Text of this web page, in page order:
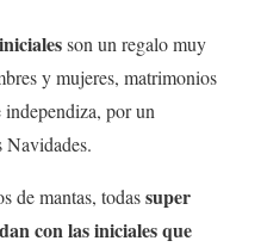
son un regalo muy
y mujeres, matrimonios
independiza, por un
Navidades.
de mantas, todassuper
con las iniciales que